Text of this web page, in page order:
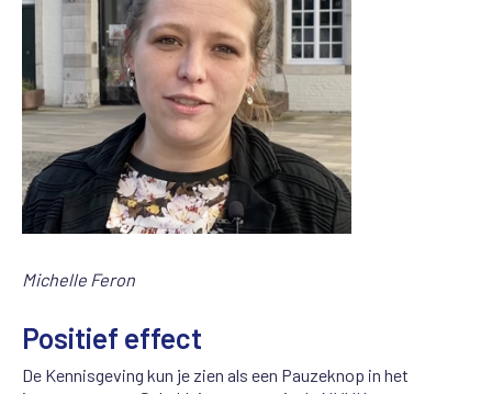
Michelle Feron
Positief effect
De Kennisgeving kun je zien als een Pauzeknop in het